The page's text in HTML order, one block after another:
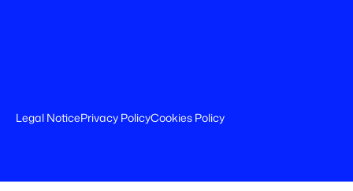
Legal NoticePrivacy PolicyCookies Policy